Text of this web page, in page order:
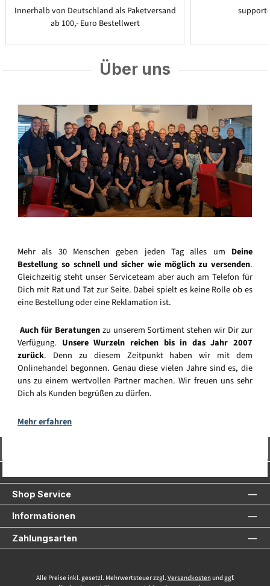
Innerhalb von Deutschland als Paketversand
ab 100,- Euro Bestellwert
Über uns
Mehr als 30 Menschen geben jeden Tag alles um Deine
Bestellung so schnell und sicher wie möglich zu versenden.
Gleichzeitig steht unser Serviceteam aber auch am Telefon für
Dich mit Rat und Tat zur Seite. Dabei spielt es keine Rolle ob es
eine Bestellung oder eine Reklamation ist.
Auch für Beratungenzu unserem Sortiment stehen wir Dir zur
Verfügung. Unsere Wurzeln reichen bis in das Jahr 2007
zurück. Denn zu diesem Zeitpunkt haben wir mit dem
Onlinehandel begonnen. Genau diese vielen Jahre sind es, die
uns zu einem wertvollen Partner machen. Wir freuen uns sehr
Dich als Kunden begrüßen zu dürfen.
Mehr erfahren
Shop Service
Informationen
Zahlungsarten
Alle Preise inkl. gesetzl. Mehrwertsteuer zzgl. Versandkostenund ggf.